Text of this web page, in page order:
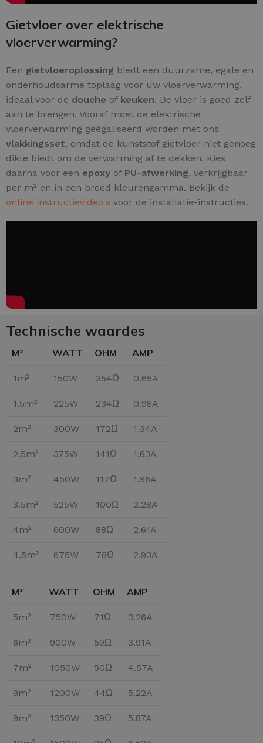
Gietvloer over elektrische
vloerverwarming?
Een gietvloeroplossing biedt een duurzame, egale en
onderhoudsarme toplaag voor uw vloerverwarming,
ideaal voor de douche of keuken. De vloer is goed zelf
aan te brengen. Vooraf moet de elektrische
vloerverwarming geëgaliseerd worden met ons
vlakkingsset, omdat de kunststof gietvloer niet genoeg
dikte biedt om de verwarming af te dekken. Kies
daarna voor een epoxy of PU-afwerking, verkrijgbaar
per m² en in een breed kleurengamma. Bekijk de
online instructievideo's voor de installatie-instructies.
Technische waardes
M² WATT OHM AMP
1m² 150W 354Ω 0.65A
1.5m² 225W 234Ω 0.98A
2m² 300W 172Ω 1.34A
2.5m² 375W 141Ω 1.63A
3m² 450W 117Ω 1.96A
3.5m² 525W 100Ω 2.28A
4m² 600W 88Ω 2.61A
4.5m² 675W 78Ω 2.93A
M² WATT OHM AMP
5m² 750W 71Ω 3.26A
6m² 900W 59Ω 3.91A
7m² 1050W 50Ω 4.57A
8m² 1200W 44Ω 5.22A
9m² 1350W 39Ω 5.87A